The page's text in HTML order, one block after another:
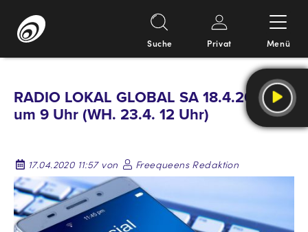
Inhalt
Suche Privat Menü
RADIO LOKAL GLOBAL SA 18.4.2020
um 9 Uhr (WH. 23.4. 12 Uhr)
17.04.2020 11:57 von Freequeens Redaktion